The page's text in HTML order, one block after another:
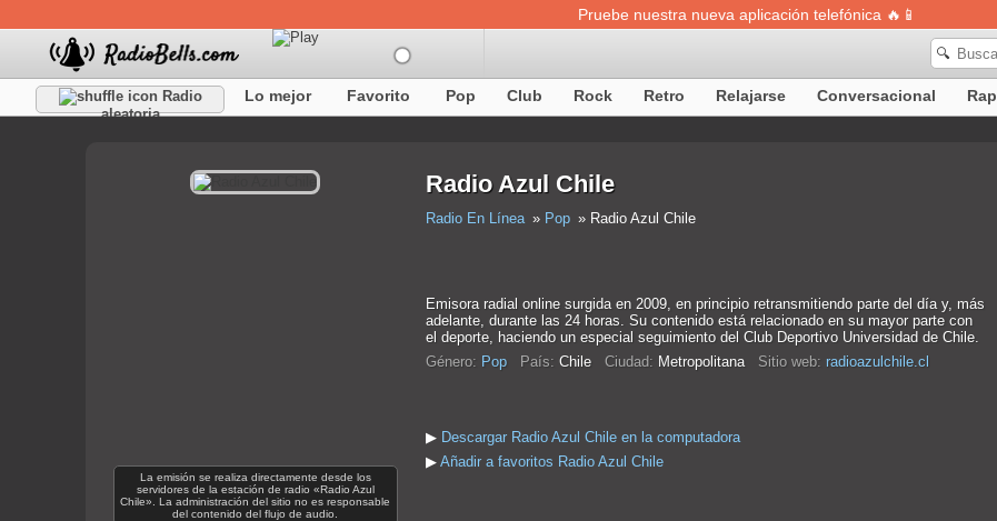
Pruebe nuestra nueva aplicación telefónica 🔥📱
🔍
Radio
aleatoria
Lo mejor Favorito Pop Club Rock Retro Relajarse Conversacional Rap
La emisión se realiza directamente desde los
servidores de la estación de radio «Radio Azul
Chile». La administración del sitio no es responsable
del contenido del flujo de audio.
Radio Azul Chile
Radio En Línea Pop Radio Azul Chile
Emisora radial online surgida en 2009, en principio retransmitiendo parte del día y, más
adelante, durante las 24 horas. Su contenido está relacionado en su mayor parte con
el deporte, haciendo un especial seguimiento del Club Deportivo Universidad de Chile.
Género: Pop País: Chile Ciudad: Metropolitana Sitio web: radioazulchile.cl
▶ Descargar Radio Azul Chile en la computadora
▶ Añadir a favoritos Radio Azul Chile